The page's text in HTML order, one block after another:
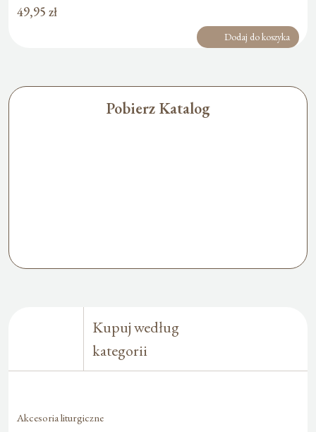
49,95 zł
Dodaj do koszyka
Pobierz Katalog
Kupuj według
kategorii
Akcesoria liturgiczne